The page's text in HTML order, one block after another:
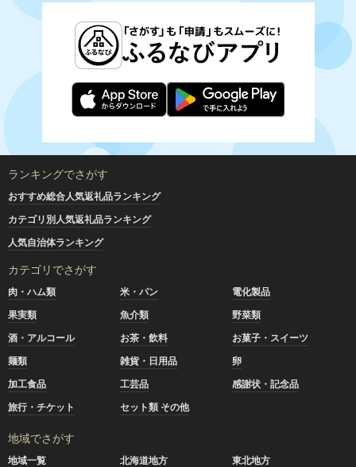
ランキングでさがす
おすすめ総合人気返礼品ランキング
カテゴリ別人気返礼品ランキング
人気自治体ランキング
カテゴリでさがす
肉・ハム類 米・パン
電化製品
果実類
魚介類
野菜類
酒・アルコール
お茶・飲料
お菓子・スイーツ
麺類
雑貨・日用品
卵
加工食品
工芸品
感謝状・記念品
旅行・チケット
セット類 その他
地域でさがす
地域一覧 北海道地方
東北地方